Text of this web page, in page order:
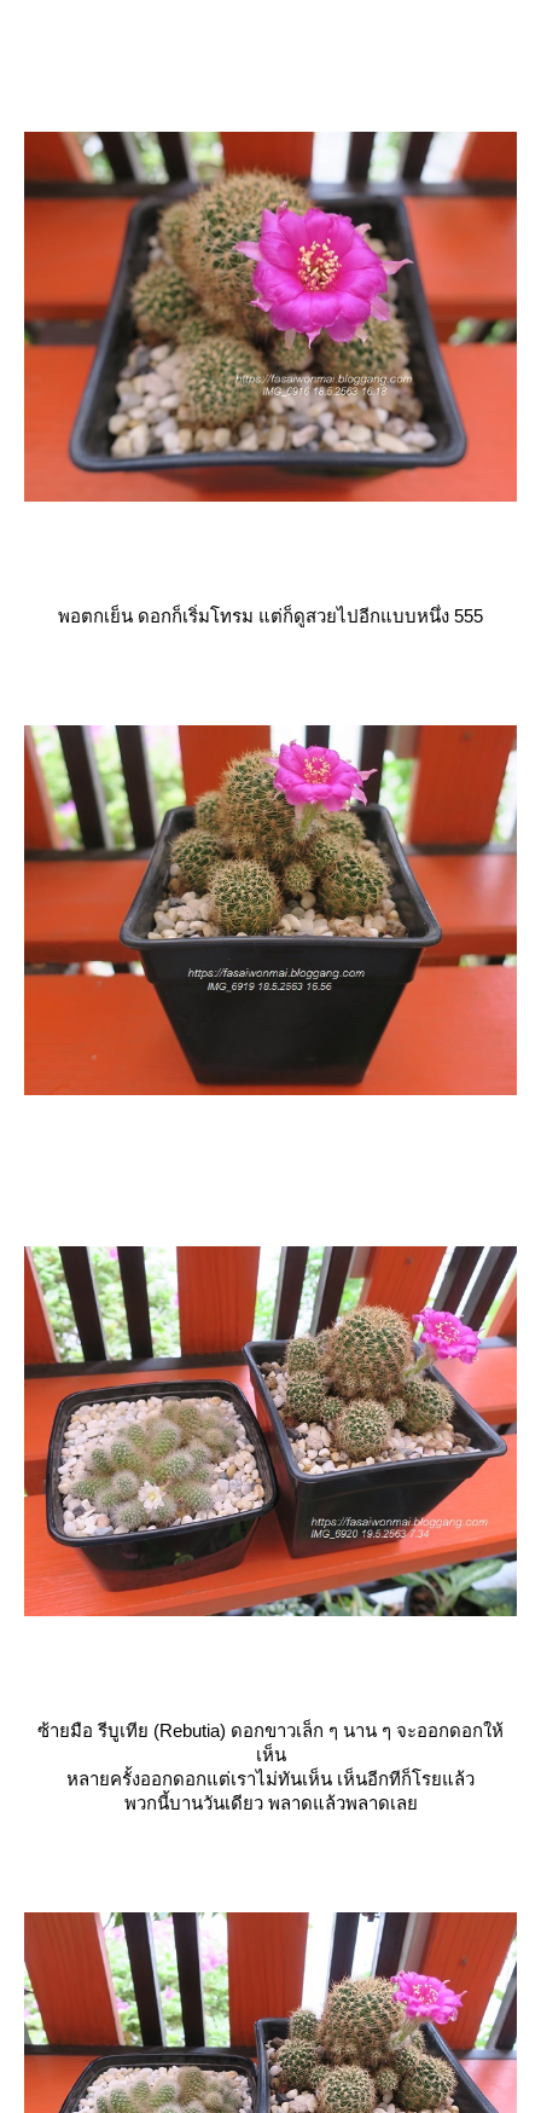
พอตกเย็น ดอกก็เริ่มโทรม แต่ก็ดูสวยไปอีกแบบหนึ่ง 555
ซ้ายมือ รีบูเทีย (Rebutia) ดอกขาวเล็ก ๆ นาน ๆ จะออกดอกให้
เห็น
หลายครั้งออกดอกแต่เราไม่ทันเห็น เห็นอีกทีก็โรยแล้ว
พวกนี้บานวันเดียว พลาดแล้วพลาดเล